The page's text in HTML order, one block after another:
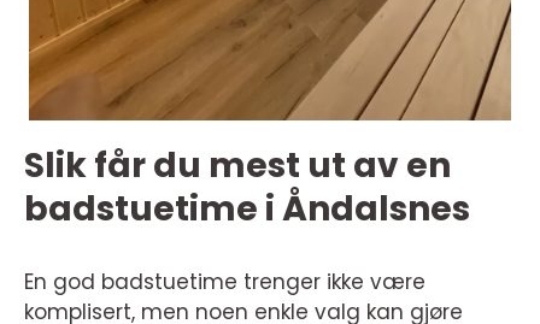
Slik får du mest ut av en
badstuetime i Åndalsnes
En god badstuetime trenger ikke være
komplisert, men noen enkle valg kan gjøre